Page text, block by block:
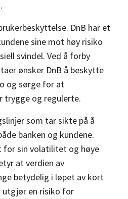
DnB har et
sine mot høy risiko
svindel. Ved å forby
ønsker DnB å beskytte
og sørge for at
trygge og regulerte.
som tar sikte på å
banken og kundene.
for sin volatilitet og høye
at verdien av
betydelig i løpet av kort
utgjør en risiko for